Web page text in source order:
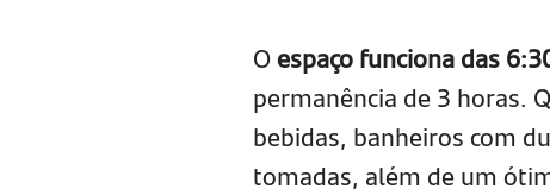
Oespaço funciona das
permanência de 3 horas.
bebidas, banheiros com
tomadas, além de um